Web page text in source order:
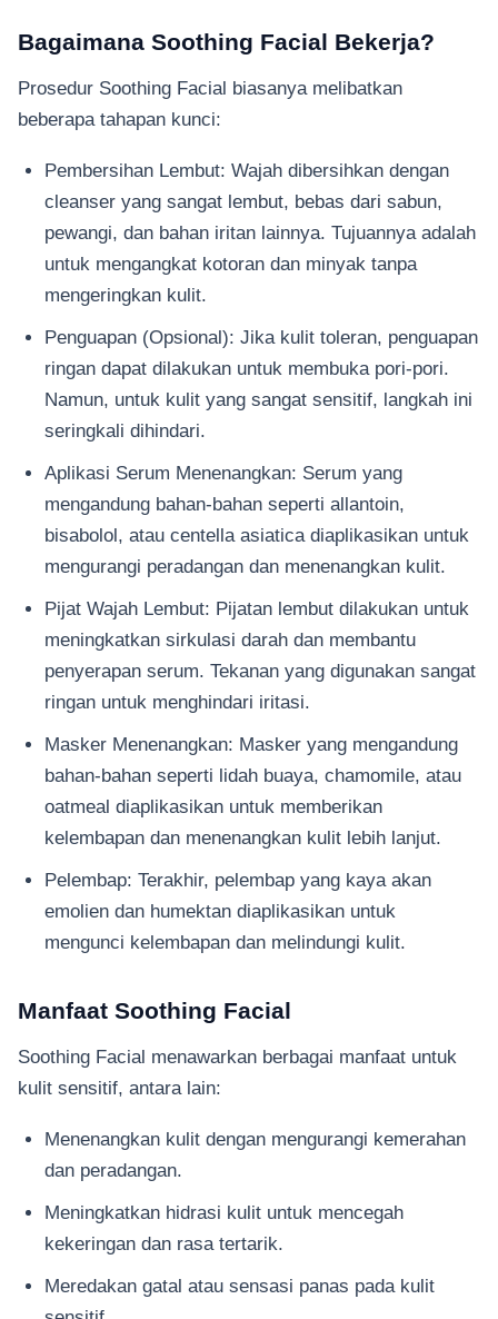
Bagaimana Soothing Facial Bekerja?
Prosedur Soothing Facial biasanya melibatkan
beberapa tahapan kunci:
Pembersihan Lembut: Wajah dibersihkan dengan
cleanser yang sangat lembut, bebas dari sabun,
pewangi, dan bahan iritan lainnya. Tujuannya adalah
untuk mengangkat kotoran dan minyak tanpa
mengeringkan kulit.
Penguapan (Opsional): Jika kulit toleran, penguapan
ringan dapat dilakukan untuk membuka pori-pori.
Namun, untuk kulit yang sangat sensitif, langkah ini
seringkali dihindari.
Aplikasi Serum Menenangkan: Serum yang
mengandung bahan-bahan seperti allantoin,
bisabolol, atau centella asiatica diaplikasikan untuk
mengurangi peradangan dan menenangkan kulit.
Pijat Wajah Lembut: Pijatan lembut dilakukan untuk
meningkatkan sirkulasi darah dan membantu
penyerapan serum. Tekanan yang digunakan sangat
ringan untuk menghindari iritasi.
Masker Menenangkan: Masker yang mengandung
bahan-bahan seperti lidah buaya, chamomile, atau
oatmeal diaplikasikan untuk memberikan
kelembapan dan menenangkan kulit lebih lanjut.
Pelembap: Terakhir, pelembap yang kaya akan
emolien dan humektan diaplikasikan untuk
mengunci kelembapan dan melindungi kulit.
Manfaat Soothing Facial
Soothing Facial menawarkan berbagai manfaat untuk
kulit sensitif, antara lain:
Menenangkan kulit dengan mengurangi kemerahan
dan peradangan.
Meningkatkan hidrasi kulit untuk mencegah
kekeringan dan rasa tertarik.
Meredakan gatal atau sensasi panas pada kulit